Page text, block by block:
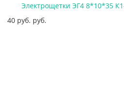
Электрощетки ЭГ4 8*10*35
40 руб. руб.